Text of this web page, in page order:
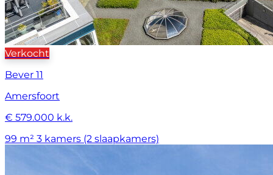
Verkocht
Bever 11
Amersfoort
€ 579.000 k.k.
99 m² 3 kamers (2 slaapkamers)